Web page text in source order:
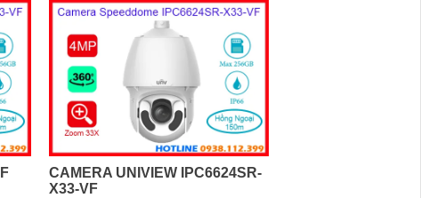
CAMERA UNIVIEW IPC6624SR-
X33-VF